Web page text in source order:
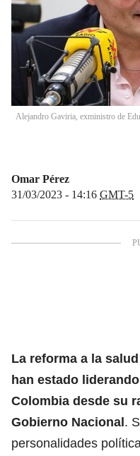
Alejandro Gaviria, exministro de
Omar Pérez
31/03/2023 - 14:16 GMT-5
La reforma a la
han estado
Colombia desde su
Gobierno Nacional.
personalidades